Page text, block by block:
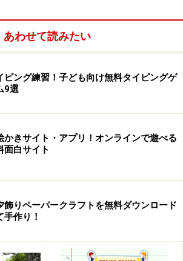
今がわかる 農林水産省「子ど
業教室」
あわせて読みたい
ピング練習！子ども向け無料タイピングゲ
9選
かきサイト・アプリ！オンラインで遊べる
面白サイト
飾りペーパークラフトを無料ダウンロード
手作り！